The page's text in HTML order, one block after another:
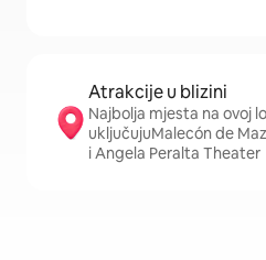
Atrakcije u blizini
Najbolja mjesta na ovoj
uključujuMalecón de
i Angela Peralta Theater